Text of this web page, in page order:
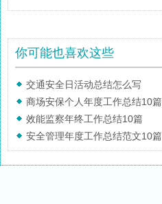
你可能也喜欢这些
交通安全日活动总结怎么写
商场安保个人年度工作总结10篇
效能监察年终工作总结10篇
安全管理年度工作总结范文10篇